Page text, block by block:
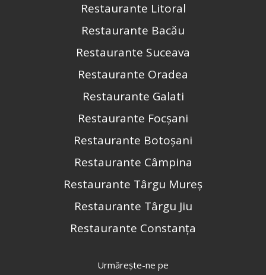
Restaurante Litoral
Restaurante Bacău
Restaurante Suceava
Restaurante Oradea
Restaurante Galati
Restaurante Focșani
Restaurante Botoșani
Restaurante Câmpina
Restaurante Târgu Mureș
Restaurante Târgu Jiu
Restaurante Constanța
Urmărește-ne pe